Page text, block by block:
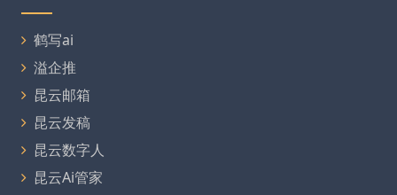
鹤写ai
溢企推
昆云邮箱
昆云发稿
昆云数字人
昆云Ai管家